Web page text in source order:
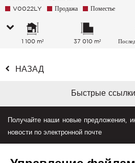
V0022LY Продажа Поместье
1 100 m² 37 010 m²
НАЗАД
Быстрые ссылки
Получайте наши новые предложения,
новости по электронной почте